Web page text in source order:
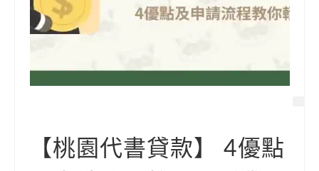
【桃園代書貸款】 4優點